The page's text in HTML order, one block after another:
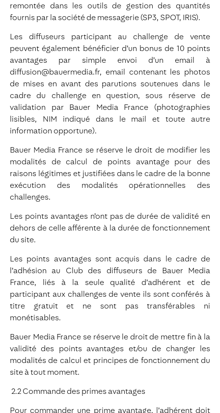
remontée dans les outils de gestion des quantités
fournis par la société de messagerie (SP3, SPOT, IRIS).
Les diffuseurs participant au challenge de vente
peuvent également bénéficier d’un bonus de 10 points
avantages par simple envoi d’un email à
diffusion@bauermedia.fr, email contenant les photos
de mises en avant des parutions soutenues dans le
cadre du challenge en question, sous réserve de
validation par Bauer Media France (photographies
lisibles, NIM indiqué dans le mail et toute autre
information opportune).
Bauer Media France se réserve le droit de modifier les
modalités de calcul de points avantage pour des
raisons légitimes et justifiées dans le cadre de la bonne
exécution des modalités opérationnelles des
challenges.
Les points avantages n’ont pas de durée de validité en
dehors de celle afférente à la durée de fonctionnement
du site.
Les points avantages sont acquis dans le cadre de
l’adhésion au Club des diffuseurs de Bauer Media
France, liés à la seule qualité d’adhérent et de
participant aux challenges de vente ils sont conférés à
titre gratuit et ne sont pas transférables ni
monétisables.
Bauer Media France se réserve le droit de mettre fin à la
validité des points avantages et/ou de changer les
modalités de calcul et principes de fonctionnement du
site à tout moment.
2.2 Commande des primes avantages
Pour commander une prime avantage, l’adhérent doit